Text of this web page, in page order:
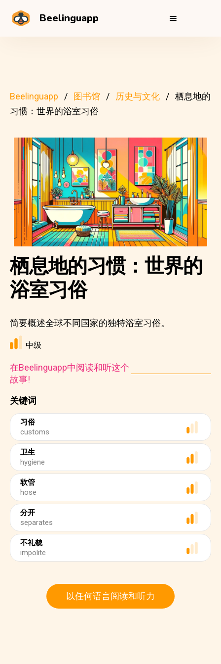
Beelinguapp
Beelinguapp 图书馆 历史与文化
栖息地的
习惯：世界的浴室习俗
关键词
习俗
customs
卫生
hygiene
软管
hose
分开
separates
不礼貌
impolite
栖息地的习惯：世界的
浴室习俗
简要概述全球不同国家的独特浴室习俗。
中级
在Beelinguapp中阅读和听这个
故事!
以任何语言阅读和听力